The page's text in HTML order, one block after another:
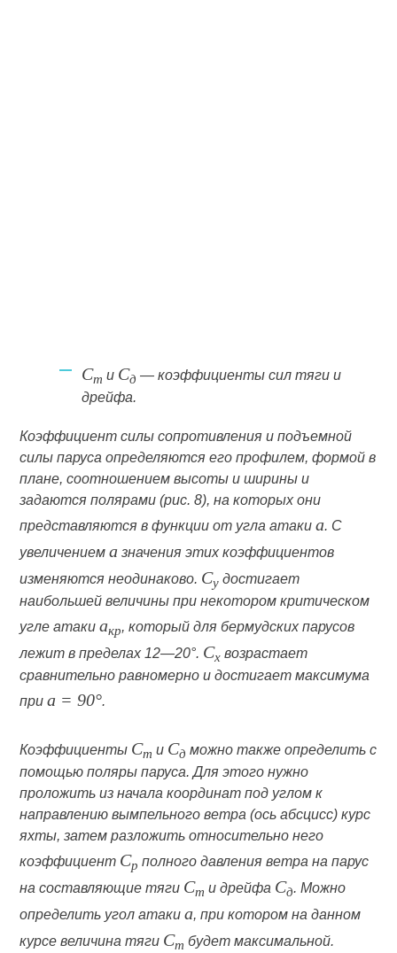
Cт и Cд — коэффициенты сил тяги и
дрейфа.
Коэффициент силы сопротивления и подъемной
силы паруса определяются его профилем, формой в
плане, соотношением высоты и ширины и
задаются полярами (рис. 8), на которых они
представляются в функции от угла атакиa. С
увеличениемa значения этих коэффициентов
изменяются неодинаково. Cy достигает
наибольшей величины при некотором критическом
угле атакиaкр, который для бермудских парусов
лежит в пределах 12—20°. Cx возрастает
сравнительно равномерно и достигает максимума
приa = 90°.
Коэффициенты Cт и Cд можно также определить с
помощью поляры паруса. Для этого нужно
проложить из начала координат под углом к
направлению вымпельного ветра (ось абсцисс) курс
яхты, затем разложить относительно него
коэффициент Cр полного давления ветра на парус
на составляющие тяги Cт и дрейфа Cд. Можно
определить угол атакиa, при котором на данном
курсе величина тяги Cт будет максимальной.